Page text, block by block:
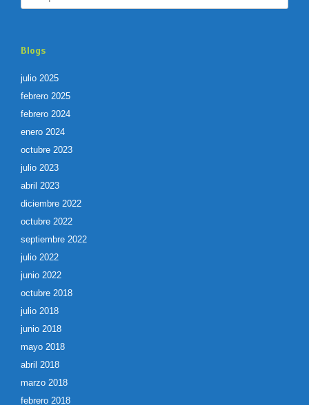
Blogs
julio 2025
febrero 2025
febrero 2024
enero 2024
octubre 2023
julio 2023
abril 2023
diciembre 2022
octubre 2022
septiembre 2022
julio 2022
junio 2022
octubre 2018
julio 2018
junio 2018
mayo 2018
abril 2018
marzo 2018
febrero 2018